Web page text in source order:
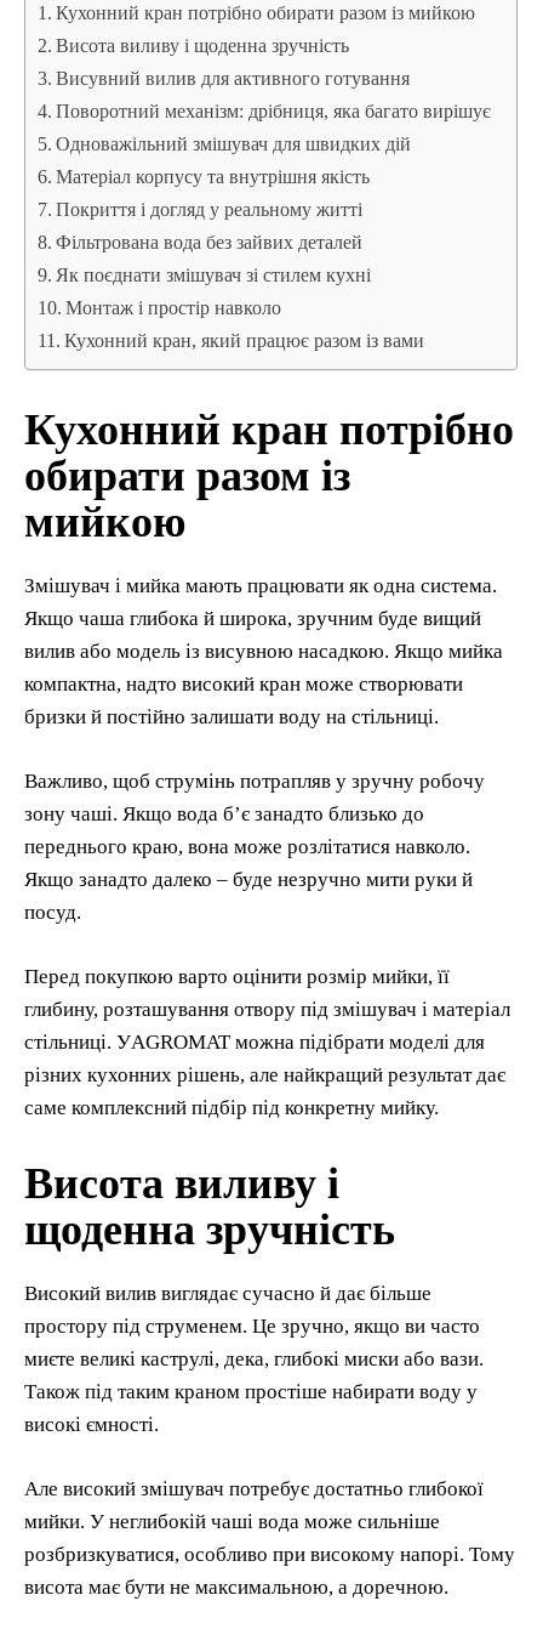
Кухонний кран потрібно обирати разом із мийкою
Висота виливу і щоденна зручність
Висувний вилив для активного готування
Поворотний механізм: дрібниця, яка багато вирішує
Одноважільний змішувач для швидких дій
Матеріал корпусу та внутрішня якість
Покриття і догляд у реальному житті
Фільтрована вода без зайвих деталей
Як поєднати змішувач зі стилем кухні
Монтаж і простір навколо
Кухонний кран, який працює разом із вами
Кухонний кран потрібно
обирати разом із
мийкою
Змішувач і мийка мають працювати як одна система.
Якщо чаша глибока й широка, зручним буде вищий
вилив або модель із висувною насадкою. Якщо мийка
компактна, надто високий кран може створювати
бризки й постійно залишати воду на стільниці.
Важливо, щоб струмінь потрапляв у зручну робочу
зону чаші. Якщо вода б’є занадто близько до
переднього краю, вона може розлітатися навколо.
Якщо занадто далеко – буде незручно мити руки й
посуд.
Перед покупкою варто оцінити розмір мийки, її
глибину, розташування отвору під змішувач і матеріал
стільниці. УAGROMAT можна підібрати моделі для
різних кухонних рішень, але найкращий результат дає
саме комплексний підбір під конкретну мийку.
Висота виливу і
щоденна зручність
Високий вилив виглядає сучасно й дає більше
простору під струменем. Це зручно, якщо ви часто
миєте великі каструлі, дека, глибокі миски або вази.
Також під таким краном простіше набирати воду у
високі ємності.
Але високий змішувач потребує достатньо глибокої
мийки. У неглибокій чаші вода може сильніше
розбризкуватися, особливо при високому напорі. Тому
висота має бути не максимальною, а доречною.